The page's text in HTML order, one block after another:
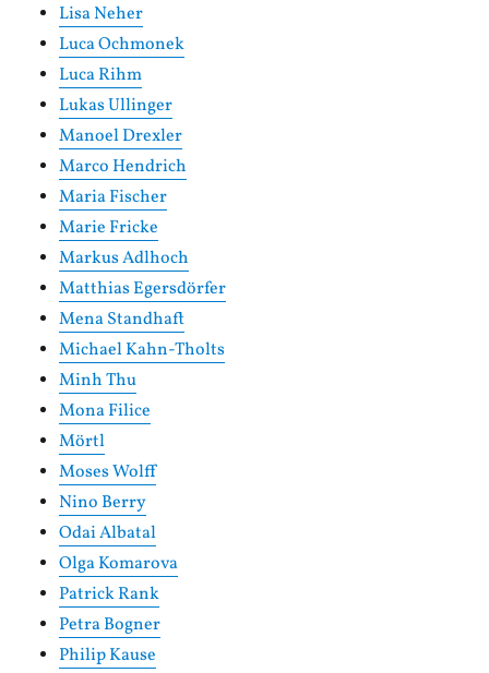
Lisa Neher
Luca Ochmonek
Luca Rihm
Lukas Ullinger
Manoel Drexler
Marco Hendrich
Maria Fischer
Marie Fricke
Markus Adlhoch
Matthias Egersdörfer
Mena Standhaft
Michael Kahn-Tholts
Minh Thu
Mona Filice
Mörtl
Moses Wolff
Nino Berry
Odai Albatal
Olga Komarova
Patrick Rank
Petra Bogner
Philip Kause